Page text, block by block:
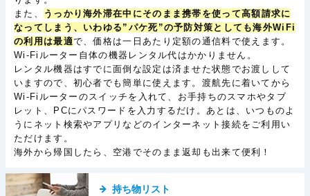
また、
うっかり海外滞在中にそのまま携帯を使って高額請求に
なってしまう、いわゆる”パケ死”の予防対策としても海外WiFi
の利用は最適で、価格は一日あたり定額の通信料で使えます。
Wi-Fiルーター自体の機器レンタル代はかかりません。
レンタル機器はすでに面倒な設定は済ませた状態でお渡しして
いますので、初心者でも簡単に使えます。渡航先に着いてから
Wi-Fiルーターのスイッチを入れて、お手持ちのスマホやタブ
レット、PCにパスワードを入力するだけ。あとは、いつものよ
うにネット検索やアプリなどのインターネット接続をご利用い
ただけます。
海外から帰国したら、空港でそのまま返却も出来て便利！
持ち物リスト